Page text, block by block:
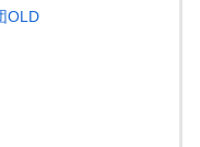
OLD